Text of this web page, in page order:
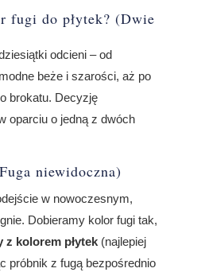
fugi do płytek? (Dwie
odcieni – od
beże i szarości, aż po
brokatu. Decyzję
oparciu o jedną z dwóch
niewidoczna)
w nowoczesnym,
Dobieramy kolor fugi tak,
z kolorem płytek(najlepiej
próbnik z fugą bezpośrednio